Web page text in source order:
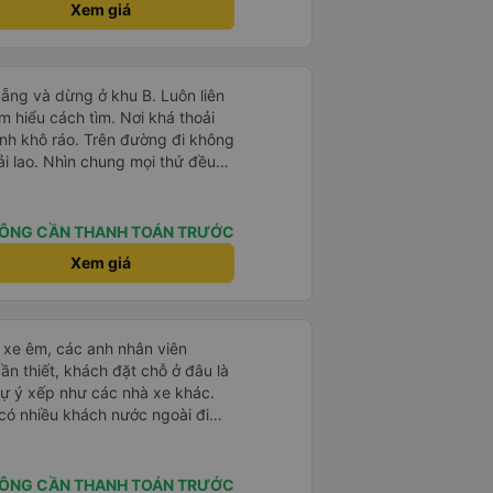
chừ nhé! 👍
tâm lý. 10 điểm không nhưng.
nhà, bạn bè đi xe này. ưng
ơn xe kia để mình bít đến
Xem giá
và dừng ở khu B. Luôn liên
hiểu cách tìm. Nơi khá thoải
khô ráo. Trên đường đi không
lao. Nhìn chung mọi thứ đều
CẦN THANH TOÁN TRƯỚC
Xem giá
êm, các anh nhân viên
thiết, khách đặt chỗ ở đâu là
ý xếp như các nhà xe khác.
nhiều khách nước ngoài đi
CẦN THANH TOÁN TRƯỚC